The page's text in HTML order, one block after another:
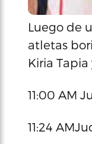
Luego de
atletas
Kiria
11:00 AM
11:24